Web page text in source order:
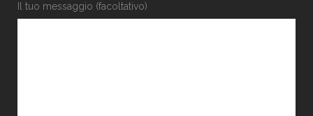
Il tuo messaggio (facoltativo)